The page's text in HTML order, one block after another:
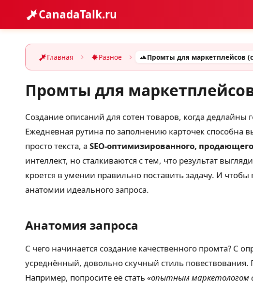
CanadaTalk.ru
Главная Разное
Промты для
Создание описаний для сотен товаров, когда дедлайны
Ежедневная рутина по заполнению карточек способна
просто текста, а SEO-оптимизированного,
интеллект, но сталкиваются с тем, что результат
кроется в умении правильно поставить задачу. И
анатомии идеального запроса.
Анатомия запроса
С чего начинается создание качественного промта? С
усреднённый, довольно скучный стиль повествования.
Например, попросите её стать «опытным маркетологом